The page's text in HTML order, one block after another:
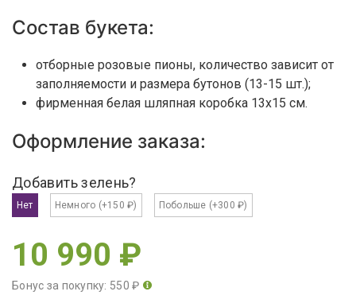
Состав букета:
отборные розовые пионы, количество зависит от
заполняемости и размера бутонов (13-15 шт.);
фирменная белая шляпная коробка 13х15 см.
Оформление заказа:
Добавить зелень?
Нет Немного (+150 ₽) Побольше (+300 ₽)
10 990 ₽
Бонус за покупку: 550 ₽